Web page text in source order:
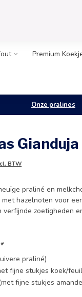
Premium
Onze pralines
BTW
praliné en
hazelnoten voor
verfijnde zoetigheden
*
praliné)
fijne stukjes koek/
fijne stukjes